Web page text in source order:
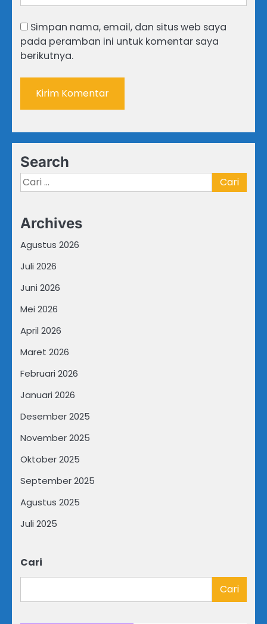
Simpan nama, email, dan situs web saya
pada peramban ini untuk komentar saya
berikutnya.
Search
Cari
untuk:
Archives
Agustus 2026
Juli 2026
Juni 2026
Mei 2026
April 2026
Maret 2026
Februari 2026
Januari 2026
Desember 2025
November 2025
Oktober 2025
September 2025
Agustus 2025
Juli 2025
Cari
Cari